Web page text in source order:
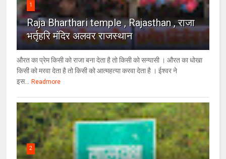
1
Raja Bharthari temple , Rajasthan , राजा
भर्तृहरि मंदिर अलवर राजस्थान
औरत का प्रेम किसी को राजा बना देता है तो किसी को सन्यासी । औरत का धोखा
किसी को मरवा देता है तो किसी को आत्महत्या करवा देता है । ईश्वर ने
इस...
Readmore
2